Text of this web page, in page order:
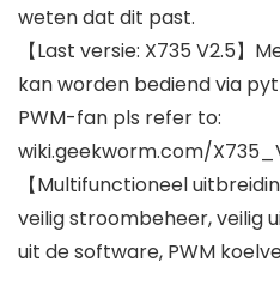
weten dat dit past.
【Last versie: X735 V2.5】
kan worden bediend via
PWM-fan pls refer to:
wiki.geekworm.com/
【Multifunctioneel
veilig stroombeheer, veilig
uit de software, PWM